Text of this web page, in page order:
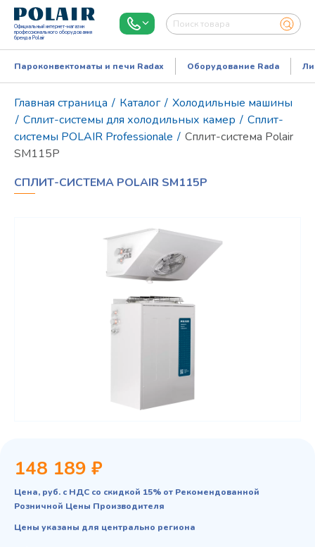
Официальный интернет-магазин
профессионального оборудования
бренда Polair
Режим работы:Пн..Пт: 9.00-18.00
Пароконвектоматы и печи Radax Оборудование Rada
Главная страница / Каталог / Холодильные машины
/ Сплит-системы для холодильных камер / Сплит-
системы POLAIR Professionale / Сплит-система Polair
SM115P
СПЛИТ-СИСТЕМА POLAIR SM115P
148 189 ₽
Цена, руб. с НДС со скидкой 15% от Рекомендованной
Розничной Цены Производителя
Цены указаны для центрально региона